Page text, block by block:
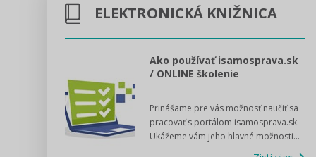
Majetok
Rozpočet
Sociálne podniky
Štátna pomoc
Kontakt
Tlačová agentúra
VIDEO produkcia
ELEKTRONICKÁ KNIŽNICA
Ako používať isamosprava.sk
/ ONLINE školenie
Prinášame pre vás možnosť naučiť sa
pracovať s portálom isamosprava.sk.
Ukážeme vám jeho hlavné možnosti...